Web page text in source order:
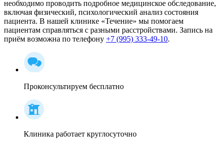
необходимо проводить подробное медицинское обследование,
включая физический, психологический анализ состояния
пациента. В нашей клинике «Течение» мы помогаем
пациентам справляться с разными расстройствами. Запись на
приём возможна по телефону +7 (995) 333-49-10.
Проконсультируем бесплатно
Клиника работает круглосуточно